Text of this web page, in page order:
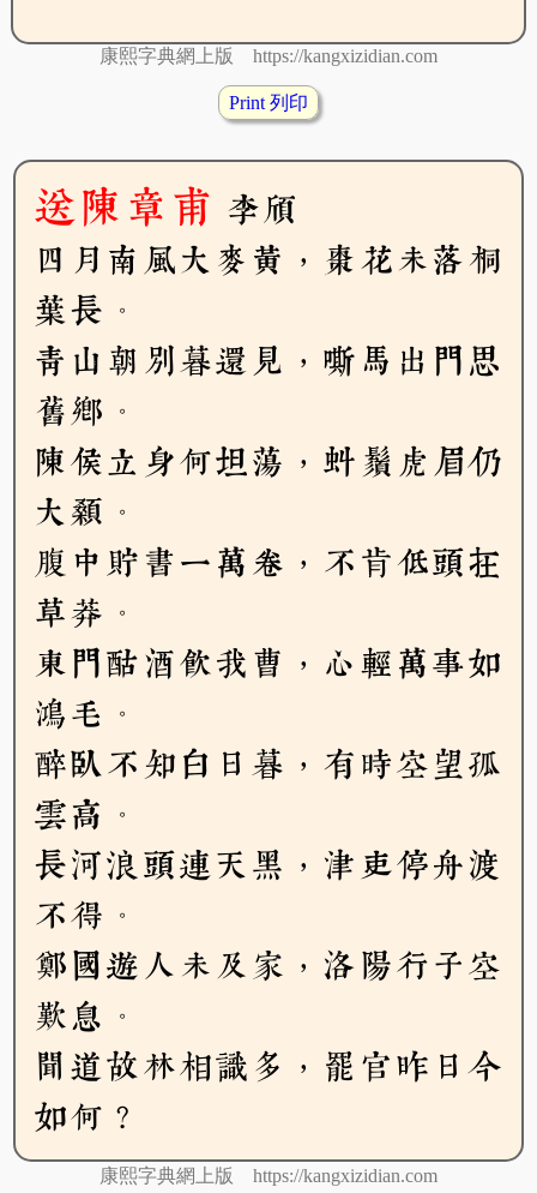
康熙字典網上版 https://kangxizidian.com
Print 列印
送陳章甫 李頎
四月南風大麥黃，棗花未落桐
葉長。
青山朝別暮還見，嘶馬出門思
舊鄉。
陳侯立身何坦蕩，虯鬚虎眉仍
大顙。
腹中貯書一萬卷，不肯低頭在
草莽。
東門酤酒飲我曹，心輕萬事如
鴻毛。
醉臥不知白日暮，有時空望孤
雲高。
長河浪頭連天黑，津吏停舟渡
不得。
鄭國遊人未及家，洛陽行子空
歎息。
聞道故林相識多，罷官昨日今
如何？
康熙字典網上版 https://kangxizidian.com